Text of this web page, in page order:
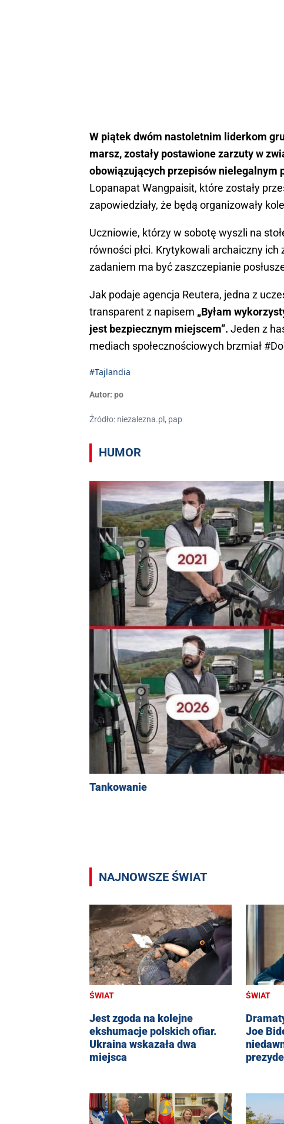
W piątek dwóm nastoletnim liderkom
marsz, zostały postawione zarzuty w
obowiązujących przepisów nielegalnym
Lopanapat Wangpaisit, które zostały
zapowiedziały, że będą organizowały
Uczniowie, którzy w sobotę wyszli na
równości płci. Krytykowali archaiczny
zadaniem ma być zaszczepianie
Jak podaje agencja Reutera, jedna z
transparent z napisem „Byłam
jest bezpiecznym miejscem”. Jeden z
mediach społecznościowych brzmiał
#Tajlandia
Autor: po
Źródło: niezalezna.pl, pap
HUMOR
Tankowanie
NAJNOWSZE ŚWIAT
ŚWIAT
Jest zgoda na kolejne
ekshumacje polskich ofiar.
Ukraina wskazała dwa
miejsca
ŚWIAT
Joe